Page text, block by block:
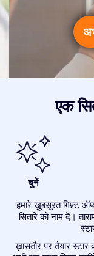
एक
चुनें
हमारे ख़ूबसूरत गिफ़्ट
सितारे को नाम दें।
ख़ासतौर पर तैयार